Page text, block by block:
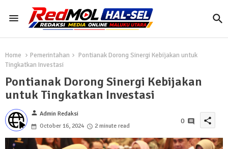
Home Pemerintahan
Pontianak Dorong Sinergi Kebijakan untuk
Tingkatkan Investasi
Pontianak Dorong Sinergi Kebijakan
untuk Tingkatkan Investasi
person Admin Redaksi
October 16, 2024
2 minute read
0 share